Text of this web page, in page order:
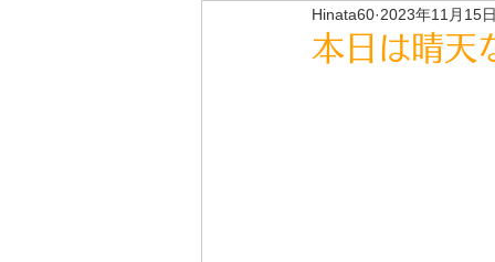
本日は晴天
Hinata60 2023年11月15